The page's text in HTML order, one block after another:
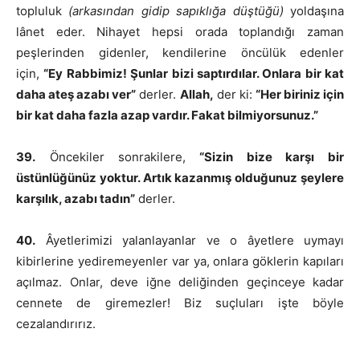
topluluk (arkasından gidip sapıklığa düştüğü) yoldaşına
lânet eder. Nihayet hepsi orada toplandığı zaman
peşlerinden gidenler, kendilerine öncülük edenler
için,“Ey Rabbimiz! Şunlar bizi saptırdılar. Onlara bir kat
daha ateş azabı ver” derler. Allah, der ki: “Her biriniz için
bir kat daha fazla azap vardır. Fakat bilmiyorsunuz.”
39. Öncekiler sonrakilere, “Sizin bize karşı bir
üstünlüğünüz yoktur. Artık kazanmış olduğunuz şeylere
karşılık, azabı tadın” derler.
40. Âyetlerimizi yalanlayanlar ve o âyetlere uymayı
kibirlerine yediremeyenler var ya, onlara göklerin kapıları
açılmaz. Onlar, deve iğne deliğinden geçinceye kadar
cennete de giremezler! Biz suçluları işte böyle
cezalandırırız.